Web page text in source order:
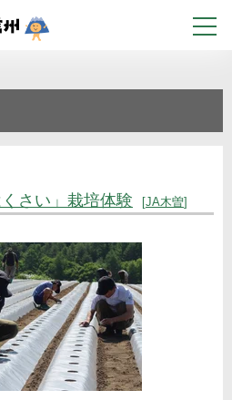
さい」栽培体験 JA木曽